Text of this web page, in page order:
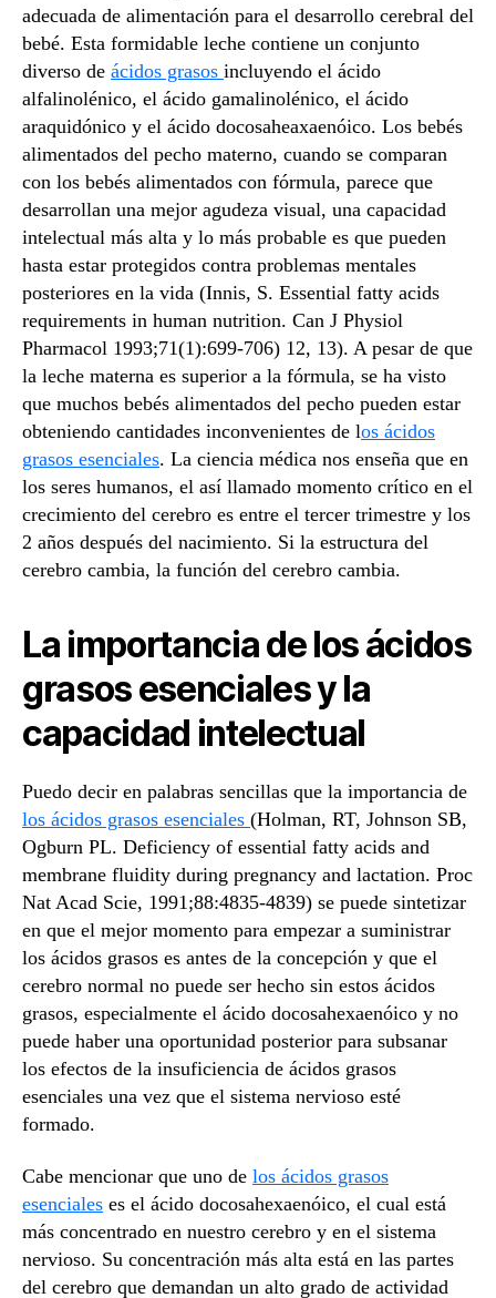
adecuada de alimentación para el desarrollo cerebral del
bebé. Esta formidable leche contiene un conjunto
diverso de ácidos grasos incluyendo el ácido
alfalinolénico, el ácido gamalinolénico, el ácido
araquidónico y el ácido docosaheaxaenóico. Los bebés
alimentados del pecho materno, cuando se comparan
con los bebés alimentados con fórmula, parece que
desarrollan una mejor agudeza visual, una capacidad
intelectual más alta y lo más probable es que pueden
hasta estar protegidos contra problemas mentales
posteriores en la vida (Innis, S. Essential fatty acids
requirements in human nutrition. Can J Physiol
Pharmacol 1993;71(1):699-706) 12, 13). A pesar de que
la leche materna es superior a la fórmula, se ha visto
que muchos bebés alimentados del pecho pueden estar
obteniendo cantidades inconvenientes de los ácidos
grasos esenciales. La ciencia médica nos enseña que en
los seres humanos, el así llamado momento crítico en el
crecimiento del cerebro es entre el tercer trimestre y los
2 años después del nacimiento. Si la estructura del
cerebro cambia, la función del cerebro cambia.
La importancia de los ácidos
grasos esenciales y la
capacidad intelectual
Puedo decir en palabras sencillas que la importancia de
los ácidos grasos esenciales (Holman, RT, Johnson SB,
Ogburn PL. Deficiency of essential fatty acids and
membrane fluidity during pregnancy and lactation. Proc
Nat Acad Scie, 1991;88:4835-4839) se puede sintetizar
en que el mejor momento para empezar a suministrar
los ácidos grasos es antes de la concepción y que el
cerebro normal no puede ser hecho sin estos ácidos
grasos, especialmente el ácido docosahexaenóico y no
puede haber una oportunidad posterior para subsanar
los efectos de la insuficiencia de ácidos grasos
esenciales una vez que el sistema nervioso esté
formado.
Cabe mencionar que uno de los ácidos grasos
esenciales es el ácido docosahexaenóico, el cual está
más concentrado en nuestro cerebro y en el sistema
nervioso. Su concentración más alta está en las partes
del cerebro que demandan un alto grado de actividad